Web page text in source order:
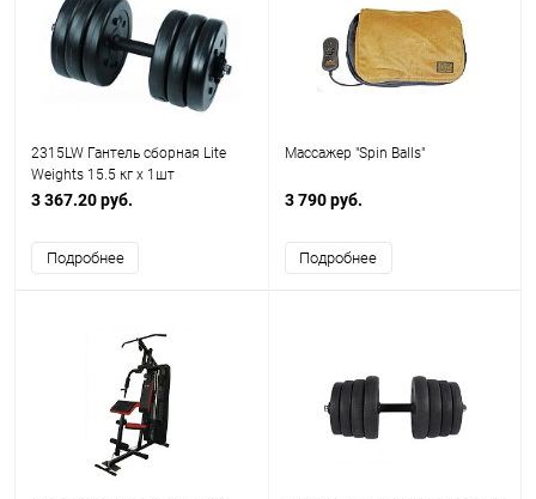
2315LW Гантель сборная Lite
Weights 15.5 кг х 1шт
3 367.20 руб.
Подробнее
Массажер "Spin Balls"
3 790 руб.
Подробнее